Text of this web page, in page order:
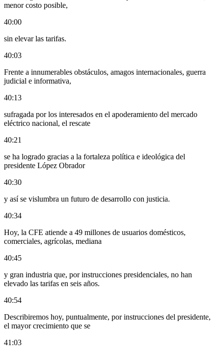
menor costo posible,
40:00
sin elevar las tarifas.
40:03
Frente a innumerables obstáculos, amagos internacionales, guerra
judicial e informativa,
40:13
sufragada por los interesados en el apoderamiento del mercado
eléctrico nacional, el rescate
40:21
se ha logrado gracias a la fortaleza política e ideológica del
presidente López Obrador
40:30
y así se vislumbra un futuro de desarrollo con justicia.
40:34
Hoy, la CFE atiende a 49 millones de usuarios domésticos,
comerciales, agrícolas, mediana
40:45
y gran industria que, por instrucciones presidenciales, no han
elevado las tarifas en seis años.
40:54
Describiremos hoy, puntualmente, por instrucciones del presidente,
el mayor crecimiento que se
41:03